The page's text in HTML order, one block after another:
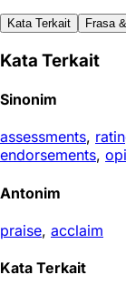
Kata Terkait Frasa
Kata Terkait
Sinonim
assessments,
endorsements,
Antonim
praise, acclaim
Kata Terkait